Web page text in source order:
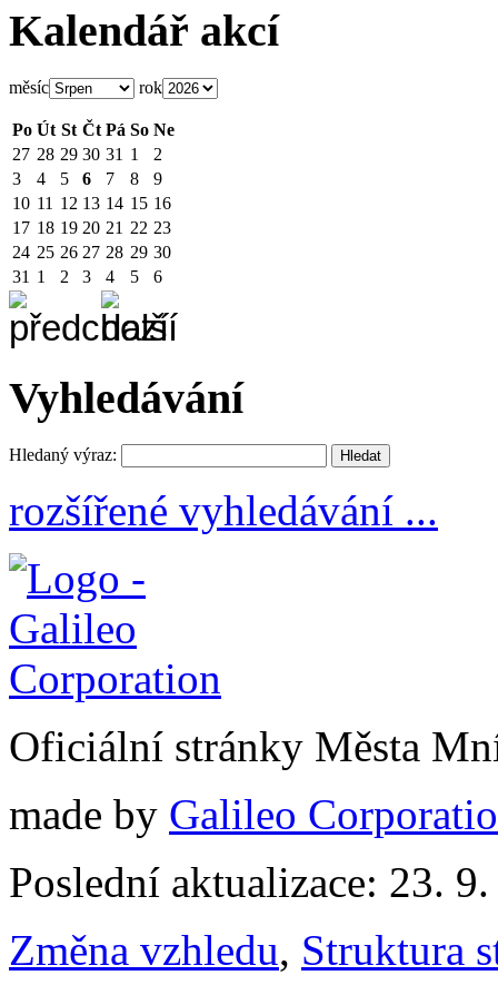
Kalendář akcí
měsíc rok
Po Út St Čt Pá So Ne
27 28 29 30 31 1
2
3
4 5 6 7 8
9
10 11 12 13 14 15 16
17 18 19 20 21 22 23
24 25 26 27 28 29 30
31 1 2 3 4 5 6
Vyhledávání
Hledaný výraz:
rozšířené vyhledávání ...
Oficiální stránky Města
made by Galileo
Poslední aktualizace: 23.
Změna vzhledu, Struktura